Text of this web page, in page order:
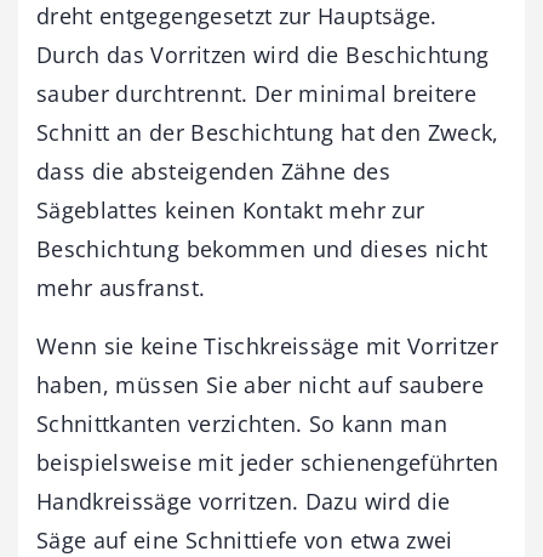
dreht entgegengesetzt zur Hauptsäge.
Durch das Vorritzen wird die Beschichtung
sauber durchtrennt. Der minimal breitere
Schnitt an der Beschichtung hat den Zweck,
dass die absteigenden Zähne des
Sägeblattes keinen Kontakt mehr zur
Beschichtung bekommen und dieses nicht
mehr ausfranst.
Wenn sie keine Tischkreissäge mit Vorritzer
haben, müssen Sie aber nicht auf saubere
Schnittkanten verzichten. So kann man
beispielsweise mit jeder schienengeführten
Handkreissäge vorritzen. Dazu wird die
Säge auf eine Schnittiefe von etwa zwei